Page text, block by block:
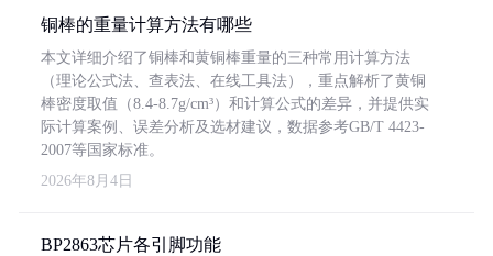
铜棒的重量计算方法有哪些
本文详细介绍了铜棒和黄铜棒重量的三种常用计算方法
（理论公式法、查表法、在线工具法），重点解析了黄铜
棒密度取值（8.4-8.7g/cm³）和计算公式的差异，并提供实
际计算案例、误差分析及选材建议，数据参考GB/T 4423-
2007等国家标准。
2026年8月4日
BP2863芯片各引脚功能